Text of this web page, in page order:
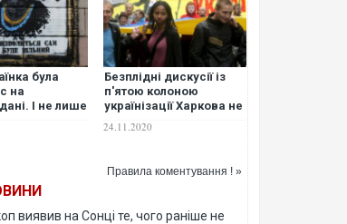
була
на
І не лише
Безплідні дискусії із
п'ятою колоною
українізації Харкова не
професорка
24.11.2020
Правила коментування ! »
виявив на Сонці те, чого раніше не